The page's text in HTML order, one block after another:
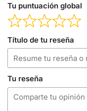
Tu puntuación global
Título de tu reseña
Tu reseña